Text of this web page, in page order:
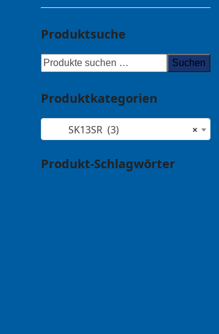
Produktsuche
Suchen
Produktkategorien
×
SK13SR (3)
Produkt-Schlagwörter